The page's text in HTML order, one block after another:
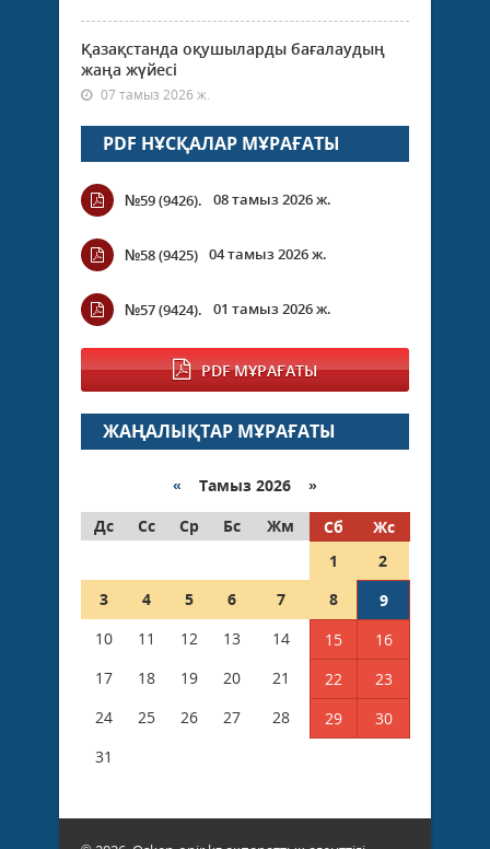
Қазақстанда оқушыларды бағалаудың
жаңа жүйесі
07 тамыз 2026 ж.
PDF НҰСҚАЛАР МҰРАҒАТЫ
№59 (9426). 08 тамыз 2026 ж.
№58 (9425) 04 тамыз 2026 ж.
№57 (9424). 01 тамыз 2026 ж.
PDF МҰРАҒАТЫ
ЖАҢАЛЫҚТАР МҰРАҒАТЫ
« Тамыз 2026 »
Дс
Сс Ср Бс Жм Сб
Жс
1
2
3
4 5 6 7 8
9
10
11 12 13 14 15
16
17
18 19 20 21 22
23
24
25 26 27 28 29
30
31